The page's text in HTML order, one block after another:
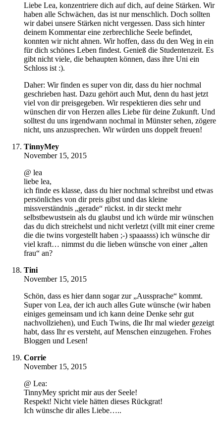
Liebe Lea, konzentriere dich auf dich, auf deine Stärken. Wir
haben alle Schwächen, das ist nur menschlich. Doch sollten
wir dabei unsere Stärken nicht vergessen. Dass sich hinter
deinem Kommentar eine zerbrechliche Seele befindet,
konnten wir nicht ahnen. Wir hoffen, dass du den Weg in ein
für dich schönes Leben findest. Genieß die Studentenzeit. Es
gibt nicht viele, die behaupten können, dass ihre Uni ein
Schloss ist :).
Daher: Wir finden es super von dir, dass du hier nochmal
geschrieben hast. Dazu gehört auch Mut, denn du hast jetzt
viel von dir preisgegeben. Wir respektieren dies sehr und
wünschen dir von Herzen alles Liebe für deine Zukunft. Und
solltest du uns irgendwann nochmal in Münster sehen, zögere
nicht, uns anzusprechen. Wir würden uns doppelt freuen!
TinnyMey
November 15, 2015
@ lea
liebe lea,
ich finde es klasse, dass du hier nochmal schreibst und etwas
persönliches von dir preis gibst und das kleine
missverständnis „gerade“ rückst. in dir steckt mehr
selbstbewustsein als du glaubst und ich würde mir wünschen
das du dich streichelst und nicht verletzt (villt mit einer creme
die die twins vorgestellt haben ;-) spaaasss) ich wünsche dir
viel kraft… nimmst du die lieben wünsche von einer „alten
frau“ an?
Tini
November 15, 2015
Schön, dass es hier dann sogar zur „Aussprache“ kommt.
Super von Lea, der ich auch alles Gute wünsche (wir haben
einiges gemeinsam und ich kann deine Denke sehr gut
nachvollziehen), und Euch Twins, die Ihr mal wieder gezeigt
habt, dass Ihr es versteht, auf Menschen einzugehen. Frohes
Bloggen und Lesen!
Corrie
November 15, 2015
@ Lea:
TinnyMey spricht mir aus der Seele!
Respekt! Nicht viele hätten dieses Rückgrat!
Ich wünsche dir alles Liebe…..